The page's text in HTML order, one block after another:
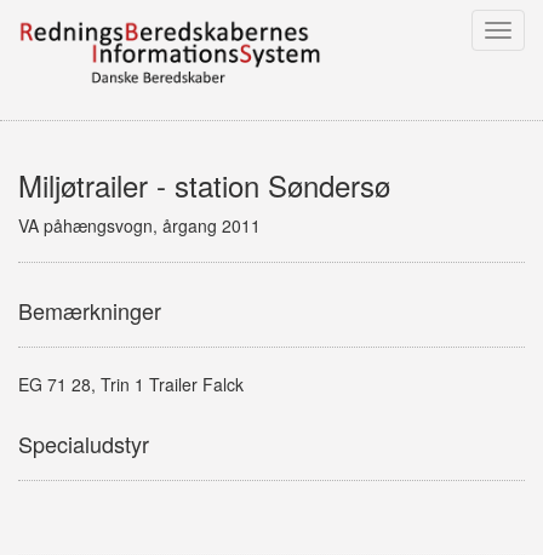
Miljøtrailer - station Søndersø
VA påhængsvogn, årgang 2011
Bemærkninger
EG 71 28, Trin 1 Trailer Falck
Specialudstyr